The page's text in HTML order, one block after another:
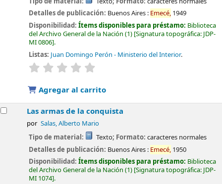
Detalles de publicación: Buenos Aires : Emecé, 1949
Disponibilidad:Ítems disponibles para préstamo: Biblioteca
del Archivo General de la Nación (1) Signatura topográfica: JDP-
MI 0806 .
Listas: Juan Domingo Perón - Ministerio del Interior.
valoración
Agregar al carrito
Las armas de la conquista
por Salas, Alberto Mario
Tipo de material: Texto; Formato: caracteres normales
Detalles de publicación: Buenos Aires : Emecé, 1950
Disponibilidad:Ítems disponibles para préstamo: Biblioteca
del Archivo General de la Nación (1) Signatura topográfica: JDP-
MI 1074 .